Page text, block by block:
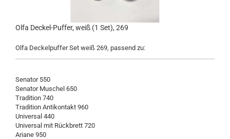
Olfa Deckel-Puffer, weiß (1 Set), 269
Olfa Deckelpuffer Set weiß 269, passend zu:
Senator 550
Senator Muschel 650
Tradition 740
Tradition Antikontakt 960
Universal 440
Universal mit Rückbrett 720
Ariane 950